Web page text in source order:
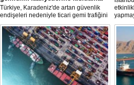
Türkiye, Karadeniz'de artan güvenlik
endişeleri nedeniyle ticari gemi trafiğini
kısıtlamaya başladı. Bu durum,
bölgedeki gıda güvenliğini tehdit ediyor.
Yarış
TAYK
kadar